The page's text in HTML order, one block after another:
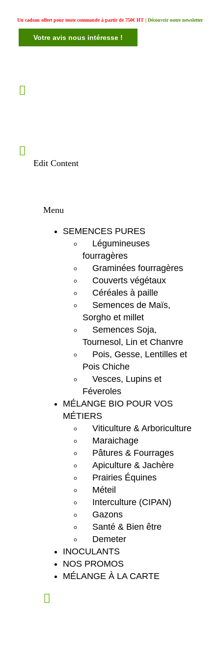
Un cadeau offert pour toute commande à partir de 750€ HT | Découvrir notre newsletter
Votre avis nous intéresse !
Edit Content
Menu
SEMENCES PURES
Légumineuses
fourragères
Graminées fourragères
Couverts végétaux
Céréales à paille
Semences de Maïs,
Sorgho et millet
Semences Soja,
Tournesol, Lin et Chanvre
Pois, Gesse, Lentilles et
Pois Chiche
Vesces, Lupins et
Féveroles
MÉLANGE BIO POUR VOS
MÉTIERS
Viticulture & Arboriculture
Maraichage
Pâtures & Fourrages
Apiculture & Jachère
Prairies Équines
Méteil
Interculture (CIPAN)
Gazons
Santé & Bien être
Demeter
INOCULANTS
NOS PROMOS
MÉLANGE À LA CARTE